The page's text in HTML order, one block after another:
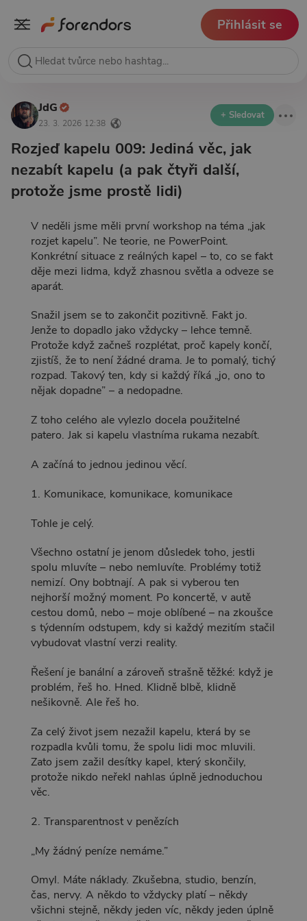
Přihlásit se
JdG
23. 3. 2026 12:38
+ Sledovat
Rozjeď kapelu 009: Jediná věc, jak
nezabít kapelu (a pak čtyři další,
protože jsme prostě lidi)
V neděli jsme měli první workshop na téma „jak
rozjet kapelu”. Ne teorie, ne PowerPoint.
Konkrétní situace z reálných kapel – to, co se fakt
děje mezi lidma, když zhasnou světla a odveze se
aparát.
Snažil jsem se to zakončit pozitivně. Fakt jo.
Jenže to dopadlo jako vždycky – lehce temně.
Protože když začneš rozplétat, proč kapely končí,
zjistíš, že to není žádné drama. Je to pomalý, tichý
rozpad. Takový ten, kdy si každý říká „jo, ono to
nějak dopadne” – a nedopadne.
Z toho celého ale vylezlo docela použitelné
patero. Jak si kapelu vlastníma rukama nezabít.
A začíná to jednou jedinou věcí.
1. Komunikace, komunikace, komunikace
Tohle je celý.
Všechno ostatní je jenom důsledek toho, jestli
spolu mluvíte – nebo nemluvíte. Problémy totiž
nemizí. Ony bobtnají. A pak si vyberou ten
nejhorší možný moment. Po koncertě, v autě
cestou domů, nebo – moje oblíbené – na zkoušce
s týdenním odstupem, kdy si každý mezitím stačil
vybudovat vlastní verzi reality.
Řešení je banální a zároveň strašně těžké: když je
problém, řeš ho. Hned. Klidně blbě, klidně
nešikovně. Ale řeš ho.
Za celý život jsem nezažil kapelu, která by se
rozpadla kvůli tomu, že spolu lidi moc mluvili.
Zato jsem zažil desítky kapel, který skončily,
protože nikdo neřekl nahlas úplně jednoduchou
věc.
2. Transparentnost v penězích
„My žádný peníze nemáme.”
Omyl. Máte náklady. Zkušebna, studio, benzín,
čas, nervy. A někdo to vždycky platí – někdy
všichni stejně, někdy jeden víc, někdy jeden úplně